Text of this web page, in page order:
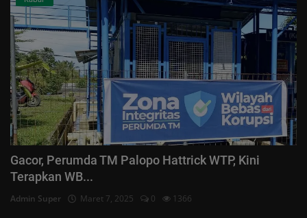
Gacor, Perumda TM Palopo Hattrick WTP, Kini
Terapkan WB...
Admin Super Maret 7, 2025 0 1366